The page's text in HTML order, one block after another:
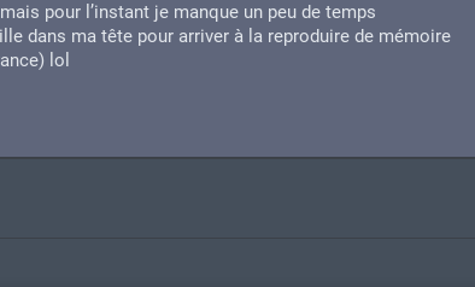
pour l’instant je manque un peu de temps
dans ma tête pour arriver à la reproduire de mémoire
lol